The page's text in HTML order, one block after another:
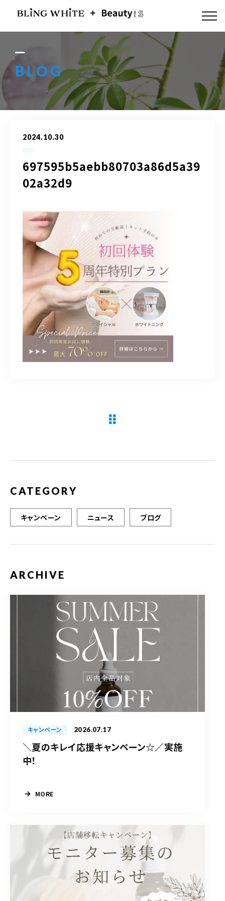
BLOG
2024.10.30
697595b5aebb80703a86d5a39
02a32d9
CATEGORY
キャンペーン ニュース ブログ
ARCHIVE
キャンペーン 2026.07.17
＼夏のキレイ応援キャンペーン☆／実施
中！
MORE
ABOUT US
FLOW
MENU
ACCESS
090-9859-5917
平日 10：00～21：00
土日 10：00～20：00
祝日 10：00～20：00（不定休）
ご予約はこちら